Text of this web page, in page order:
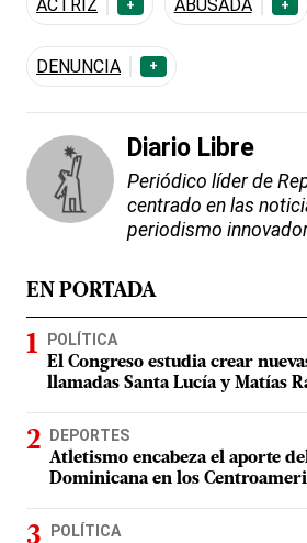
ACTRIZ + ABUSADA +
DENUNCIA +
Diario Libre
Periódico líder de
centrado en las
periodismo
EN PORTADA
POLÍTICA
El Congreso estudia crear
llamadas Santa Lucía y Matías
DEPORTES
Atletismo encabeza el aporte
Dominicana en los
POLÍTICA